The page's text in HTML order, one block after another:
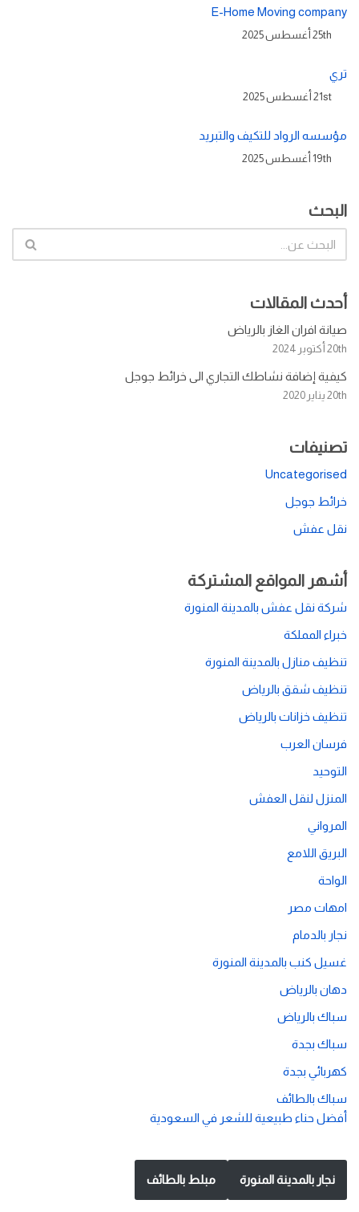
E-Home Moving company
25th أغسطس 2025
تري
21st أغسطس 2025
مؤسسه الرواد للتكيف والتبريد
19th أغسطس 2025
البحث
أحدث المقالات
صيانة افران الغاز بالرياض
20th أكتوبر 2024
كيفية إضافة نشاطك التجاري الى خرائط جوجل
20th يناير 2020
تصنيفات
Uncategorised
خرائط جوجل
نقل عفش
أشهر المواقع المشتركة
شركة نقل عفش بالمدينة المنورة
خبراء المملكة
تنظيف منازل بالمدينة المنورة
تنظيف شقق بالرياض
تنظيف خزانات بالرياض
فرسان العرب
التوحيد
المنزل لنقل العفش
المرواني
البريق اللامع
الواحة
امهات مصر
نجار بالدمام
غسيل كنب بالمدينة المنورة
دهان بالرياض
سباك بالرياض
سباك بجدة
كهربائي بجدة
سباك بالطائف
أفضل حناء طبيعية للشعر في السعودية
نجار بالمدينة المنورة مبلط بالطائف